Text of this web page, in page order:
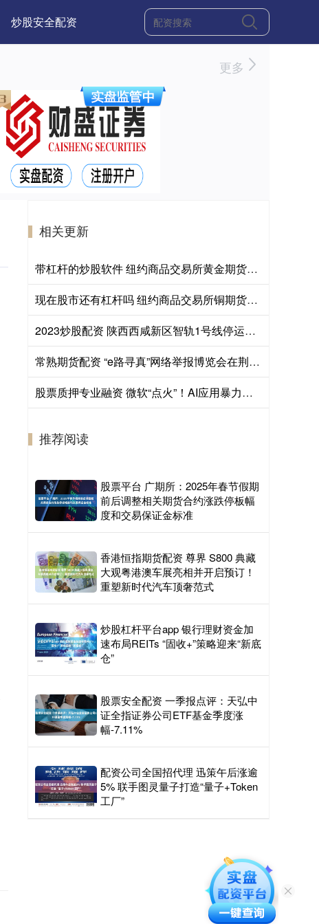
炒股安全配资
更多
相关更新
带杠杆的炒股软件 纽约商品交易所黄金期货结算价上涨1.53%，报每盎司4095.40美元
现在股市还有杠杆吗 纽约商品交易所铜期货结算价上涨1.60%，报每磅6.6185美元
2023炒股配资 陕西西咸新区智轨1号线停运半年后，挂牌转让一台“二手”智轨车辆
常熟期货配资 “e路寻真”网络举报博览会在荆州举行
股票质押专业融资 微软“点火”！AI应用暴力拉升 四巨头订单超2万亿
推荐阅读
股票平台 广期所：2025年春节假期
前后调整相关期货合约涨跌停板幅
度和交易保证金标准
香港恒指期货配资 尊界 S800 典藏
大观粤港澳车展亮相并开启预订！
重塑新时代汽车顶奢范式
炒股杠杆平台app 银行理财资金加
速布局REITs “固收+”策略迎来“新底
仓”
股票安全配资 一季报点评：天弘中
证全指证券公司ETF基金季度涨
幅-7.11%
配资公司全国招代理 迅策午后涨逾
5% 联手图灵量子打造“量子+Token
工厂”